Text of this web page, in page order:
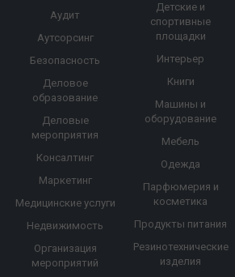
Аудит
Аутсорсинг
Безопасность
Деловое
образование
Деловые
мероприятия
Консалтинг
Маркетинг
Медицинские услуги
Недвижимость
Организация
мероприятий
Детские и
спортивные
площадки
Интерьер
Книги
Машины и
оборудование
Мебель
Одежда
Парфюмерия и
косметика
Продукты питания
Резинотехнические
изделия